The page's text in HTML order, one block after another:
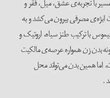
با تجربه‌ی عشق، میل، فقر و
ابژه‌ی مصرفی بیرون می‌کشد و به
با ترکیب طنز سیاه، اروتیک و
بدن زن همواره عرصه‌ی مالکیت
اما همین بدن می‌تواند محل
.